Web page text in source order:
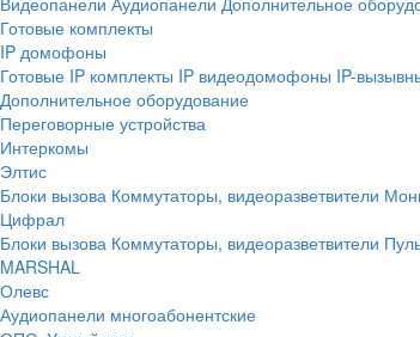
Готовые комплекты
IP домофоны
Готовые IP комплекты IP видеодомофоны IP-
Дополнительное оборудование
Переговорные устройства
Интеркомы
Элтис
Блоки вызова Коммутаторы, видеоразветвители
Цифрал
Блоки вызова Коммутаторы, видеоразветвители
MARSHAL
Олевс
Аудиопанели многоабонентские